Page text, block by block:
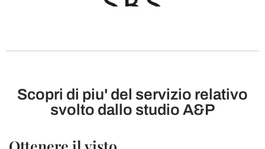
Scopri di piu' del servizio relativo
svolto dallo studio A&P